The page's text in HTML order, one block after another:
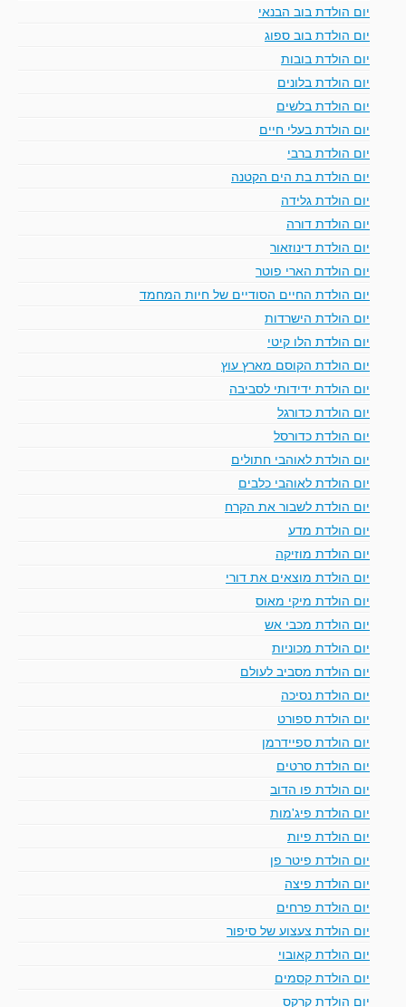
יום הולדת בוב הבנאי
יום הולדת בוב ספוג
יום הולדת בובות
יום הולדת בלונים
יום הולדת בלשים
יום הולדת בעלי חיים
יום הולדת ברבי
יום הולדת בת הים הקטנה
יום הולדת גלידה
יום הולדת דורה
יום הולדת דינוזאור
יום הולדת הארי פוטר
יום הולדת החיים הסודיים של חיות המחמד
יום הולדת הישרדות
יום הולדת הלו קיטי
יום הולדת הקוסם מארץ עוץ
יום הולדת ידידותי לסביבה
יום הולדת כדורגל
יום הולדת כדורסל
יום הולדת לאוהבי חתולים
יום הולדת לאוהבי כלבים
יום הולדת לשבור את הקרח
יום הולדת מדע
יום הולדת מוזיקה
יום הולדת מוצאים את דורי
יום הולדת מיקי מאוס
יום הולדת מכבי אש
יום הולדת מכוניות
יום הולדת מסביב לעולם
יום הולדת נסיכה
יום הולדת ספורט
יום הולדת ספיידרמן
יום הולדת סרטים
יום הולדת פו הדוב
יום הולדת פיג'מות
יום הולדת פיות
יום הולדת פיטר פן
יום הולדת פיצה
יום הולדת פרחים
יום הולדת צעצוע של סיפור
יום הולדת קאובוי
יום הולדת קסמים
יום הולדת קרקס